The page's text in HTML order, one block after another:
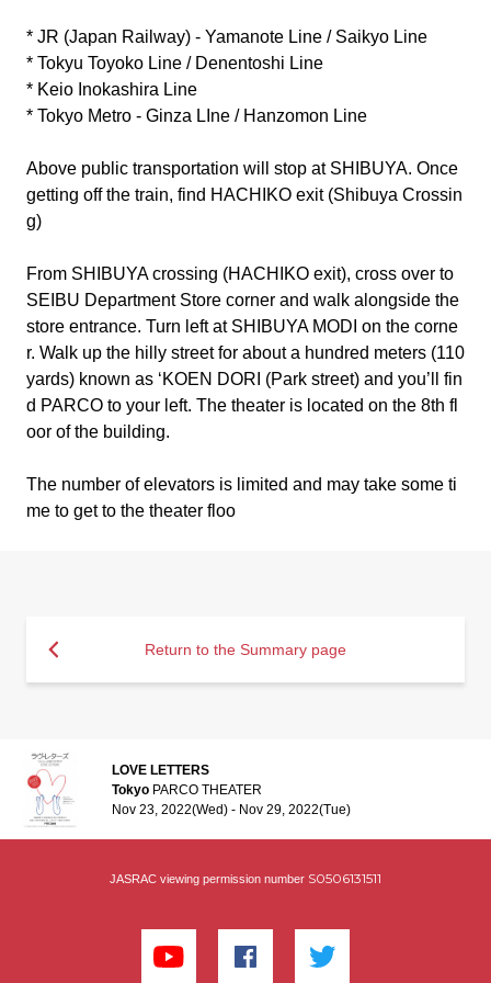
* JR (Japan Railway) - Yamanote Line / Saikyo Line
* Tokyu Toyoko Line / Denentoshi Line
* Keio Inokashira Line
* Tokyo Metro - Ginza LIne / Hanzomon Line
Above public transportation will stop at SHIBUYA. Once
getting off the train, find HACHIKO exit (Shibuya Crossin
g)
From SHIBUYA crossing (HACHIKO exit), cross over to
SEIBU Department Store corner and walk alongside the
store entrance. Turn left at SHIBUYA MODI on the corne
r. Walk up the hilly street for about a hundred meters (110
yards) known as ‘KOEN DORI (Park street) and you’ll fin
d PARCO to your left. The theater is located on the 8th fl
oor of the building.
The number of elevators is limited and may take some ti
me to get to the theater floo
Return to the Summary page
LOVE LETTERS
Tokyo PARCO THEATER
Nov 23, 2022(Wed) - Nov 29, 2022(Tue)
JASRAC viewing permission number S0506131511